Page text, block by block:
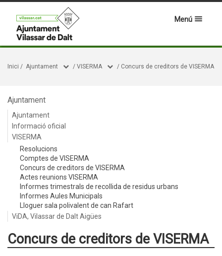
Menú
Inici / Ajuntament / VISERMA / Concurs de creditors de VISERMA
Ajuntament
Ajuntament
Informació oficial
VISERMA
Resolucions
Comptes de VISERMA
Concurs de creditors de VISERMA
Actes reunions VISERMA
Informes trimestrals de recollida de residus urbans
Informes Aules Municipals
Lloguer sala polivalent de can Rafart
ViDA, Vilassar de Dalt Aigües
Concurs de creditors de VISERMA